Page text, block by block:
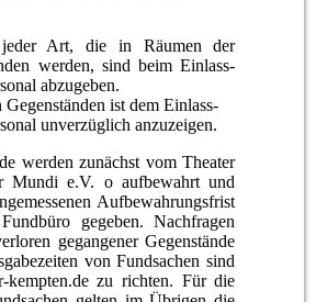
jeder Art, die in Räumen der
werden, sind beim Einlass-
abzugeben.
ist dem Einlass-
unverzüglich anzuzeigen.
werden zunächst vom Theater
Mundi e.V. o aufbewahrt und
Aufbewahrungsfrist
gegeben. Nachfragen
gegangener Gegenstände
von Fundsachen sind
kempten.de zu richten. Für die